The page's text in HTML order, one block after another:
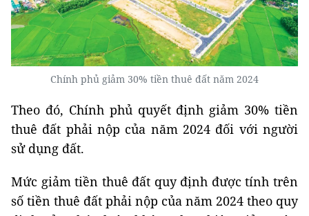
Chính phủ giảm 30% tiền thuê đất năm 2024
Theo đó, Chính phủ quyết định giảm 30% tiền
thuê đất phải nộp của năm 2024 đối với người
sử dụng đất.
Mức giảm tiền thuê đất quy định được tính trên
số tiền thuê đất phải nộp của năm 2024 theo quy